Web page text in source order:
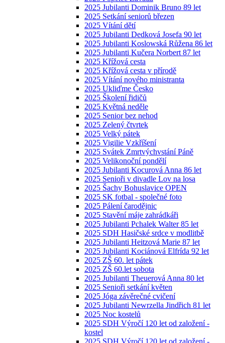
2025 Jubilanti Dominik Bruno 89 let
2025 Setkání seniorů březen
2025 Vítání dětí
2025 Jubilanti Dedková Josefa 90 let
2025 Jubilanti Koslowská Růžena 86 let
2025 Jubilanti Kučera Norbert 87 let
2025 Křížová cesta
2025 Křížová cesta v přírodě
2025 Vítání nového ministranta
2025 Ukliďme Česko
2025 Školení řidičů
2025 Květná neděle
2025 Senior bez nehod
2025 Zelený čtvrtek
2025 Velký pátek
2025 Vigilie Vzkříšení
2025 Svátek Zmrtvýchvstání Páně
2025 Velikonoční pondělí
2025 Jubilanti Kocurová Anna 86 let
2025 Senioři v divadle Lov na losa
2025 Šachy Bohuslavice OPEN
2025 SK fotbal - společné foto
2025 Pálení čarodějnic
2025 Stavění máje zahrádkáři
2025 Jubilanti Pchalek Walter 85 let
2025 SDH Hasičské srdce v modlitbě
2025 Jubilanti Heitzová Marie 87 let
2025 Jubilanti Kociánová Elfrída 92 let
2025 ZŠ 60. let pátek
2025 ZŠ 60.let sobota
2025 Jubilanti Theuerová Anna 80 let
2025 Senioři setkání květen
2025 Jóga závěrečné cvičení
2025 Jubilanti Newrzella Jindřich 81 let
2025 Noc kostelů
2025 SDH Výročí 120 let od založení -
kostel
2025 SDH Výročí 120 let od založení -